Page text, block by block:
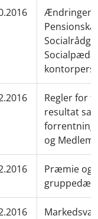
Ændringer
Regler for
resultat
forrentning
og
Præmie og